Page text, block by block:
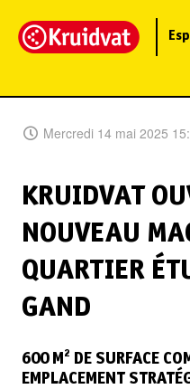
Mercredi 14 mai 2025
KRUIDVAT
NOUVEAU
QUARTIER
GAND
600 M² DE SURFACE
EMPLACEMENT